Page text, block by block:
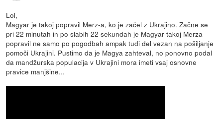
Lol,
Magyar je takoj popravil Merz-a, ko je začel z Ukrajino. Začne se
pri 22 minutah in po slabih 22 sekundah je Magyar takoj Merza
popravil ne samo po pogodbah ampak tudi del vezan na pošiljanje
pomoči Ukrajini. Pustimo da je Magya zahteval, no ponovno podal
da mandžurska populacija v Ukrajini mora imeti vsaj osnovne
pravice manjšine...